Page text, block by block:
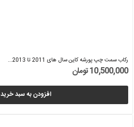
رکاب سمت چپ پورشه کاین سال های 2011 تا 2013...
10,500,000 تومان
افزودن به سبد خرید